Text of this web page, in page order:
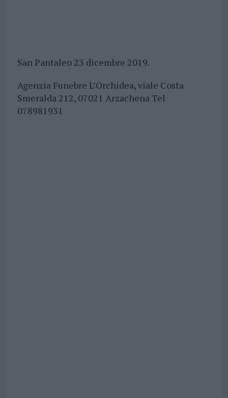
San Pantaleo 23 dicembre 2019.
Agenzia Funebre L’Orchidea, viale Costa
Smeralda 212, 07021 Arzachena Tel
078981931